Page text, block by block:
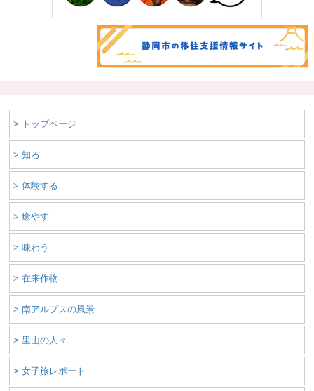
> トップページ
> 知る
> 体験する
> 癒やす
> 味わう
> 在来作物
> 南アルプスの風景
> 里山の人々
> 女子旅レポート